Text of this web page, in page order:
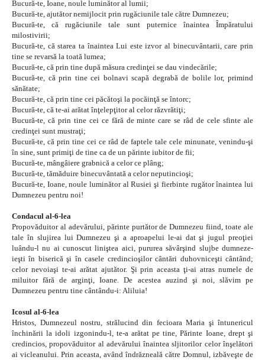
Bucură-te, Ioane, noule luminător al lumii;
Bucură-te, ajutător nemijlocit prin rugăciunile tale către Dumnezeu;
Bucură-te, că rugăciunile tale sunt puternice înaintea Împăratului
milostivirii;
Bucură-te, că starea ta înaintea Lui este izvor al binecuvântarii, care prin
tine se revarsă la toată lumea;
Bucură-te, că prin tine după măsura credinţei se dau vindecările;
Bucură-te, că prin tine cei bolnavi scapă degrabă de bolile lor, primind
sănătate;
Bucură-te, că prin tine cei păcătoşi la pocăinţă se întorc;
Bucură-te, că te-ai arătat înţelepţitor al celor răzvrătiţi;
Bucură-te, că prin tine cei ce fără de minte care se râd de cele sfinte ale
credinţei sunt mustraţi;
Bucură-te, că prin tine cei ce râd de faptele tale cele minunate, venindu-şi
în sine, sunt primiţi de tine ca de un părinte iubitor de fii;
Bucură-te, mângâiere grabnică a celor ce plâng;
Bucură-te, tămăduire binecuvântată a celor neputincioşi;
Bucură-te, Ioane, noule luminător al Rusiei şi fierbinte rugător înaintea lui
Dumnezeu pentru noi!
Condacul al-6-lea
Propovăduitor al adevărului, părinte purtător de Dumnezeu fiind, toate ale
tale în slujirea lui Dumnezeu şi a aproapelui le-ai dat şi jugul preoţiei
luându-l nu ai cunoscut liniştea aici, pururea săvârşind slujbe dumneze-
ieşti în biserică şi în casele credincioşilor cântări duhovniceşti cântând;
celor nevoiaşi te-ai arătat ajutător. Şi prin aceasta ţi-ai atras numele de
miluitor fără de arginţi, Ioane. De acestea auzind şi noi, slăvim pe
Dumnezeu pentru tine cântându-i: Aliluia!
Icosul al-6-lea
Hristos, Dumnezeul nostru, strălucind din fecioara Maria şi întunericul
închinării la idoli izgonindu-l, te-a arătat pe tine, Părinte Ioane, drept şi
credincios, propovăduitor al adevărului înaintea sljitorilor celor înşelători
ai vicleanului. Prin aceasta, având îndrăzneală către Domnul, izbăveşte de